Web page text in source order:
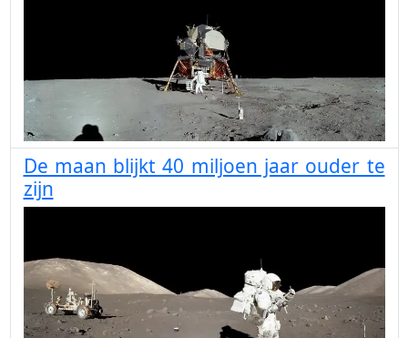
De maan blijkt 40 miljoen jaar ouder te
zijn